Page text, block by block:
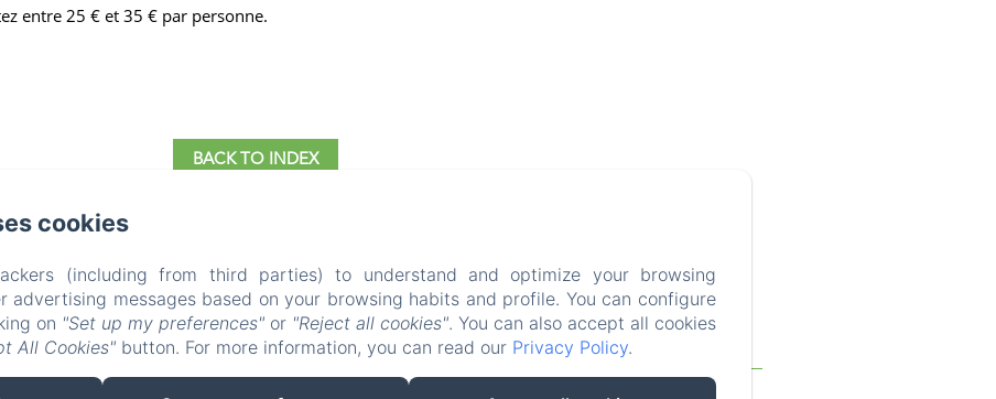
entre 25 € et 35 € par personne.
BACK TO INDEX
LE CLOS DELAMARE
Who we are? Experiences Surroundings Access & contact Blog FAQ Legal notice
cookies
(including from third parties) to understand and optimize your browsing
advertising messages based on your browsing habits and profile. You can configure
on "Set up my preferences" or "Reject all cookies". You can also accept all cookies
All Cookies" button. For more information, you can read our Privacy Policy.